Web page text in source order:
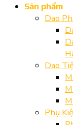
Sản phẩm
Dao
Dao
Phụ